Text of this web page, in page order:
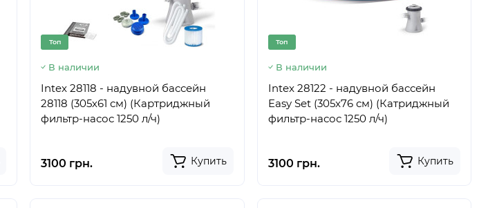
Топ
В наличии
Intex 28118 - надувной бассейн
28118 (305х61 см) (Картриджный
фильтр-насос 1250 л/ч)
3100 грн. Купить
Топ
В наличии
Intex 28122 - надувной бассейн
Easy Set (305x76 см) (Катриджный
фильтр-насос 1250 л/ч)
3100 грн. Купить